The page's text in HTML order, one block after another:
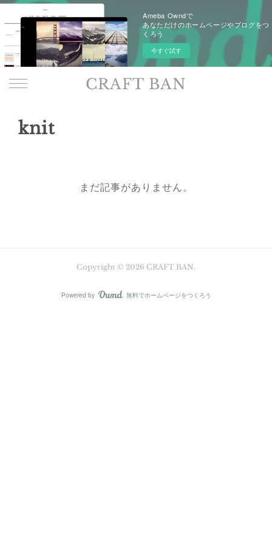
Ameba Owndで
あなただけのホームページやブログをつ
くろう
今すぐ試す
CRAFT BAN
knit
まだ記事がありません。
Copyright © 2026 CRAFT BAN.
Powered by AmebaOwnd
無料でホームページをつくろう